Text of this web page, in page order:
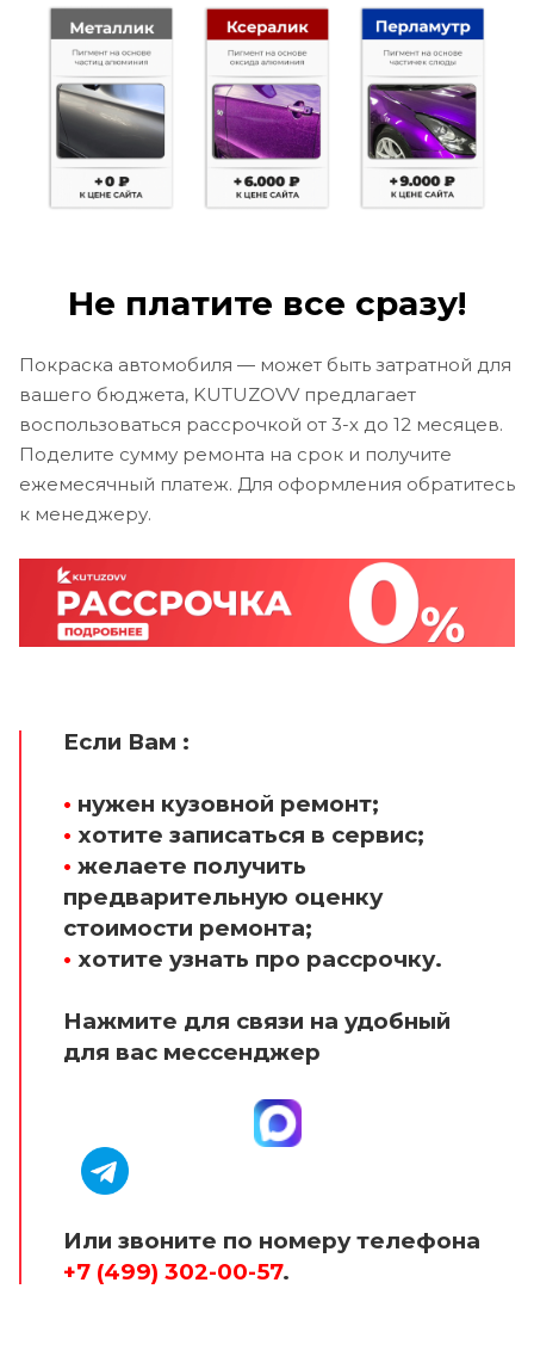
Не платите все сразу!
Покраска автомобиля — может быть затратной для
вашего бюджета, KUTUZOVV предлагает
воспользоваться рассрочкой от 3-х до 12 месяцев.
Поделите сумму ремонта на срок и получите
ежемесячный платеж. Для оформления обратитесь
к менеджеру.
Если Вам :
• нужен кузовной ремонт;
• хотите записаться в сервис;
• желаете получить
предварительную оценку
стоимости ремонта;
• хотите узнать про рассрочку.
Нажмите для связи на удобный
для вас мессенджер
Или звоните по номеру телефона
+7 (499) 302-00-57.